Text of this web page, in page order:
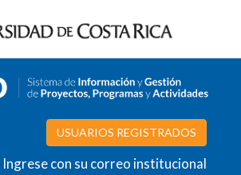
USUARIOS REGISTRADOS
Ingrese con su correo institucional